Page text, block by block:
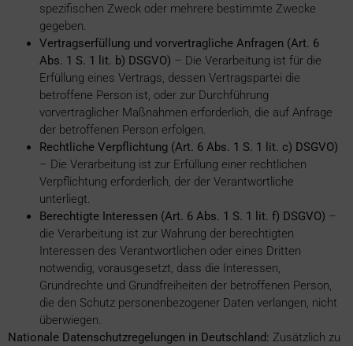
spezifischen Zweck oder mehrere bestimmte Zwecke
gegeben.
Vertragserfüllung und vorvertragliche Anfragen (Art. 6
Abs. 1 S. 1 lit. b) DSGVO) – Die Verarbeitung ist für die
Erfüllung eines Vertrags, dessen Vertragspartei die
betroffene Person ist, oder zur Durchführung
vorvertraglicher Maßnahmen erforderlich, die auf Anfrage
der betroffenen Person erfolgen.
Rechtliche Verpflichtung (Art. 6 Abs. 1 S. 1 lit. c) DSGVO)
– Die Verarbeitung ist zur Erfüllung einer rechtlichen
Verpflichtung erforderlich, der der Verantwortliche
unterliegt.
Berechtigte Interessen (Art. 6 Abs. 1 S. 1 lit. f) DSGVO) –
die Verarbeitung ist zur Wahrung der berechtigten
Interessen des Verantwortlichen oder eines Dritten
notwendig, vorausgesetzt, dass die Interessen,
Grundrechte und Grundfreiheiten der betroffenen Person,
die den Schutz personenbezogener Daten verlangen, nicht
überwiegen.
Nationale Datenschutzregelungen in Deutschland: Zusätzlich zu